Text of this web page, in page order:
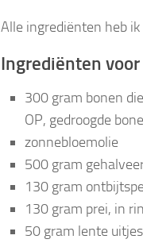
Alle ingrediënten heb
Ingrediënten
300 gram bonen
OP, gedroogde
zonnebloemolie
500 gram
130 gram
130 gram prei, in
50 gram lente